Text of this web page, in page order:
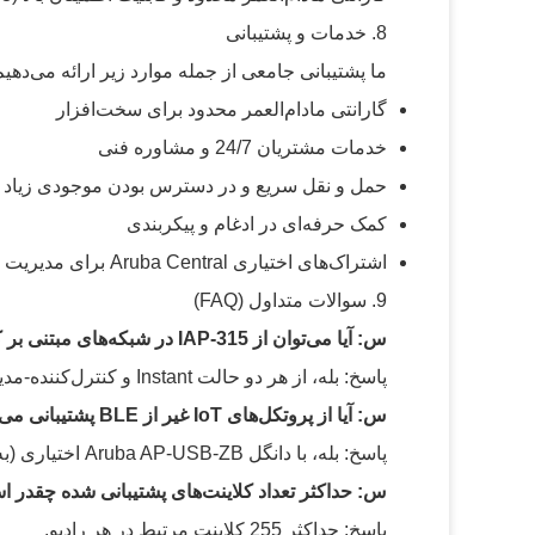
8. خدمات و پشتیبانی
ما پشتیبانی جامعی از جمله موارد زیر ارائه
گارانتی مادام‌العمر محدود برای سخت‌افزار
خدمات مشتریان 24/7 و مشاوره فنی
حمل و نقل سریع و در دسترس بودن موجودی زیاد
کمک حرفه‌ای در ادغام و پیکربندی
اشتراک‌های اختیاری Aruba Central برای مدیریت ابری
9. سوالات متداول (FAQ)
س: آیا می‌توان از IAP-315 در شبکه‌های مبتنی بر کنترل‌کننده استفاده کرد؟
پاسخ: بله، از هر دو حالت Instant و کنترل‌کننده-مدیریت‌شده با مسیر مهاجرت داخلی پشتیبانی می‌کند.
س: آیا از پروتکل‌های IoT غیر از BLE پشتیبانی می‌کند؟
پاسخ: بله، با دانگل Aruba AP-USB-ZB اختیاری (به طور جداگانه فروخته می‌شود)، از Zigbee پشتیبانی می‌کند.
س: حداکثر تعداد کلاینت‌های پشتیبانی شده چقدر
پاسخ: حداکثر 255 کلاینت مرتبط در هر رادیو.